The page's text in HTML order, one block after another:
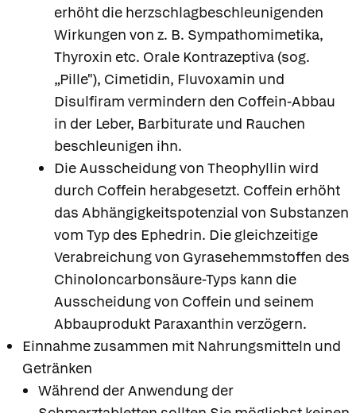
erhöht die herzschlagbeschleunigenden
Wirkungen von z. B. Sympathomimetika,
Thyroxin etc. Orale Kontrazeptiva (sog.
„Pille"), Cimetidin, Fluvoxamin und
Disulfiram vermindern den Coffein-Abbau
in der Leber, Barbiturate und Rauchen
beschleunigen ihn.
Die Ausscheidung von Theophyllin wird
durch Coffein herabgesetzt. Coffein erhöht
das Abhängigkeitspotenzial von Substanzen
vom Typ des Ephedrin. Die gleichzeitige
Verabreichung von Gyrasehemmstoffen des
Chinoloncarbonsäure-Typs kann die
Ausscheidung von Coffein und seinem
Abbauprodukt Paraxanthin verzögern.
Einnahme zusammen mit Nahrungsmitteln und
Getränken
Während der Anwendung der